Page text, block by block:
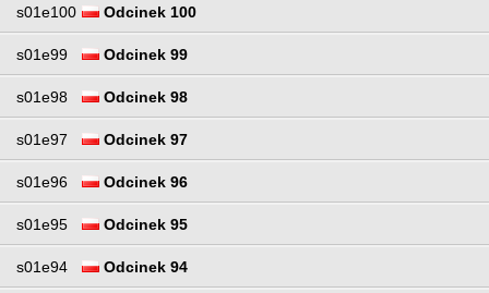
s01e100 Odcinek 100
s01e99 Odcinek 99
s01e98 Odcinek 98
s01e97 Odcinek 97
s01e96 Odcinek 96
s01e95 Odcinek 95
s01e94 Odcinek 94